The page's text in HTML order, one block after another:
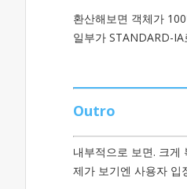
환산해보면 객체가
일부가 STANDARD-
Outro
내부적으로 보면. 크게
제가 보기엔 사용자 입